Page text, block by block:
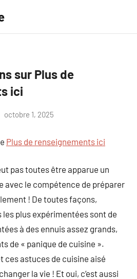
sur Plus de
ici
octobre 1, 2025
Plus de renseignements ici
pas toutes être apparue un
avec le compétence de préparer
! De toutes façons,
plus expérimentées sont de
à des ennuis assez grands,
de « panique de cuisine ».
ces astuces de cuisine aisé
la vie ! Et oui, c’est aussi